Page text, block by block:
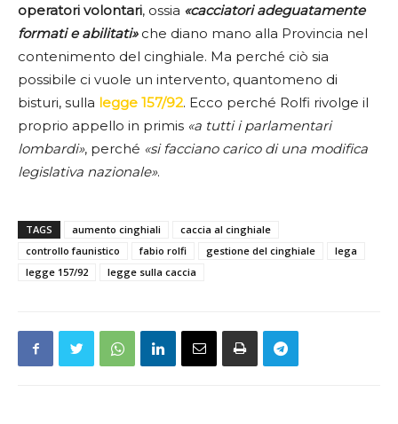
operatori volontari, ossia «cacciatori adeguatamente
formati e abilitati»che diano mano alla Provincia nel
contenimento del cinghiale. Ma perché ciò sia
possibile ci vuole un intervento, quantomeno di
bisturi, sulla legge 157/92. Ecco perché Rolfi rivolge il
proprio appello in primis «a tutti i parlamentari
lombardi», perché «si facciano carico di una modifica
legislativa nazionale».
TAGS aumento cinghiali
caccia al cinghiale
controllo faunistico
fabio rolfi gestione del cinghiale
lega
legge 157/92
legge sulla caccia